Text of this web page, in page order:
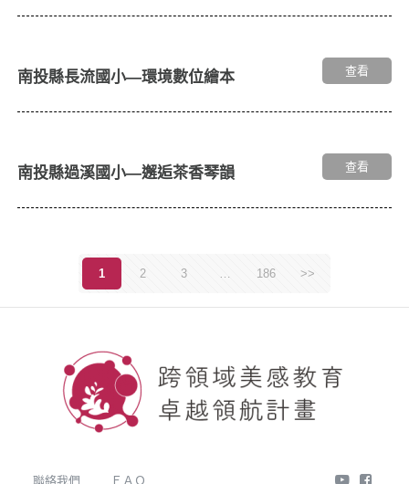
南投縣長流國小—環境數位繪本 查看
南投縣過溪國小—邂逅茶香琴韻 查看
1 2 3 186 >>
聯絡我們 ＦＡＱ youtube